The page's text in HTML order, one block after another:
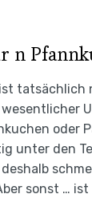
n
ist
oder
unter den
sonst …